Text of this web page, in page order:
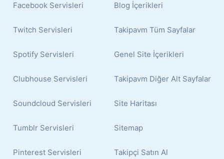
Facebook Servisleri
Twitch Servisleri
Spotify Servisleri
Clubhouse Servisleri
Soundcloud Servisleri
Tumblr Servisleri
Pinterest Servisleri
Blog İçerikleri
Takipavm Tüm Sayfalar
Genel Site İçerikleri
Takipavm Diğer Alt Sayfalar
Site Haritası
Sitemap
Takipçi Satın Al